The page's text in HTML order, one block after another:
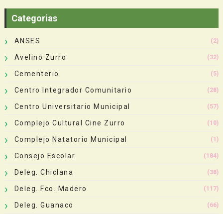
Categorias
ANSES (2)
Avelino Zurro (32)
Cementerio (5)
Centro Integrador Comunitario (28)
Centro Universitario Municipal (57)
Complejo Cultural Cine Zurro (10)
Complejo Natatorio Municipal (1)
Consejo Escolar (184)
Deleg. Chiclana (38)
Deleg. Fco. Madero (117)
Deleg. Guanaco (66)